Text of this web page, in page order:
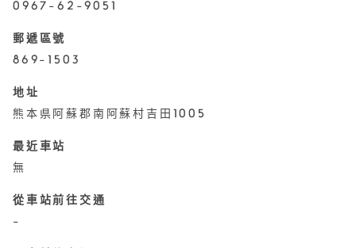
0967-62-9051
郵遞區號
869-1503
地址
熊本県阿蘇郡南阿蘇村吉田1005
最近車站
無
從車站前往交通
-